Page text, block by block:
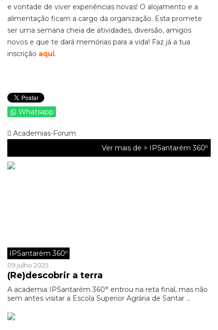
e vontade de viver experiências novas! O alojamento e a
alimentação ficam a cargo da organização. Esta promete
ser uma semana cheia de atividades, diversão, amigos
novos e que te dará memórias para a vida! Faz já a tua
inscrição aqui.
Whatsapp
Academias-Forum
Ver mais de > IPSantarém 360º
IPSantarém 360º
09 julho 2025
(Re)descobrir a terra
A academia IPSantarém 360° entrou na reta final, mas não
sem antes visitar a Escola Superior Agrária de Santar ...